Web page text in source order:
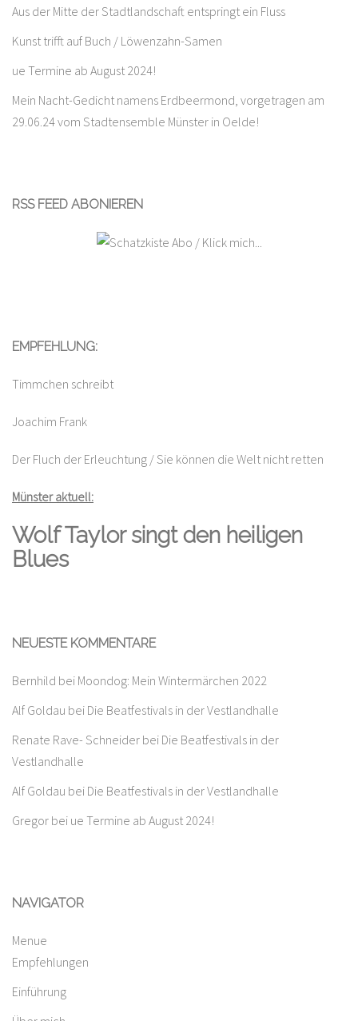
Aus der Mitte der Stadtlandschaft entspringt ein Fluss
Kunst trifft auf Buch / Löwenzahn-Samen
ue Termine ab August 2024!
Mein Nacht-Gedicht namens Erdbeermond, vorgetragen am
29.06.24 vom Stadtensemble Münster in Oelde!
RSS FEED ABONIEREN
EMPFEHLUNG:
Timmchen schreibt
Joachim Frank
Der Fluch der Erleuchtung / Sie können die Welt nicht retten
Münster aktuell:
Wolf Taylor singt den heiligen
Blues
NEUESTE KOMMENTARE
Bernhild bei Moondog: Mein Wintermärchen 2022
Alf Goldau bei Die Beatfestivals in der Vestlandhalle
Renate Rave- Schneider bei Die Beatfestivals in der
Vestlandhalle
Alf Goldau bei Die Beatfestivals in der Vestlandhalle
Gregor bei ue Termine ab August 2024!
NAVIGATOR
Menue
Empfehlungen
Einführung